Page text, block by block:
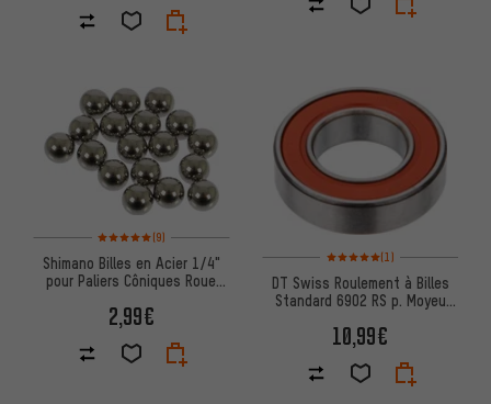
Note moyenne : 5 sur 5 d'après 9 avis
(9)
Shimano Billes en Acier 1/4"
pour Paliers Côniques Roue
2,99€
Note moyenne : 5 sur 5
(1)
DT Swiss Roulement à Billes
Standard 6902 RS p. Moyeu
10,99€